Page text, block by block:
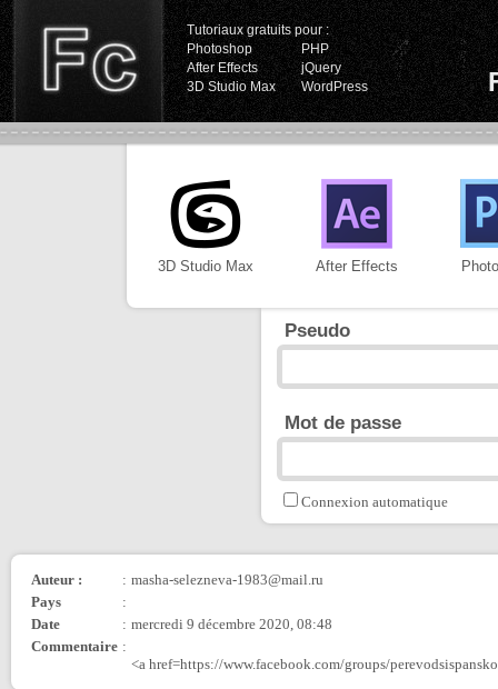
Tutoriaux gratuits pour :
Photoshop
PHP
After Effects
jQuery
3D Studio Max
WordPress
3D Studio Max After Effects
Pseudo
Mot de passe
Connexion automatique
Auteur : : masha-selezneva-1983@mail.ru
Pays
:
Date
: mercredi 9 décembre 2020, 08:48
Commentaire :
<a href=https://www.facebook.com/groups/